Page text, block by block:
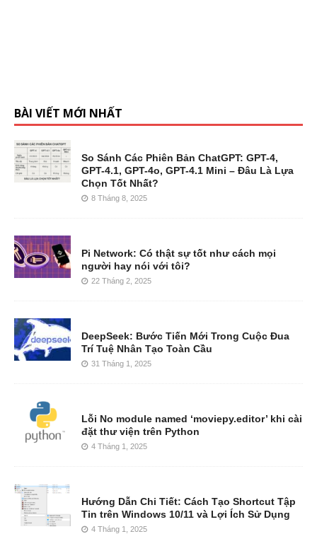
BÀI VIẾT MỚI NHẤT
So Sánh Các Phiên Bản ChatGPT: GPT-4,
GPT-4.1, GPT-4o, GPT-4.1 Mini – Đâu Là Lựa
Chọn Tốt Nhất?
8 Tháng 8, 2025
Pi Network: Có thật sự tốt như cách mọi
người hay nói với tôi?
22 Tháng 2, 2025
DeepSeek: Bước Tiến Mới Trong Cuộc Đua
Trí Tuệ Nhân Tạo Toàn Cầu
31 Tháng 1, 2025
Lỗi No module named ‘moviepy.editor’ khi cài
đặt thư viện trên Python
4 Tháng 1, 2025
Hướng Dẫn Chi Tiết: Cách Tạo Shortcut Tập
Tin trên Windows 10/11 và Lợi Ích Sử Dụng
4 Tháng 1, 2025